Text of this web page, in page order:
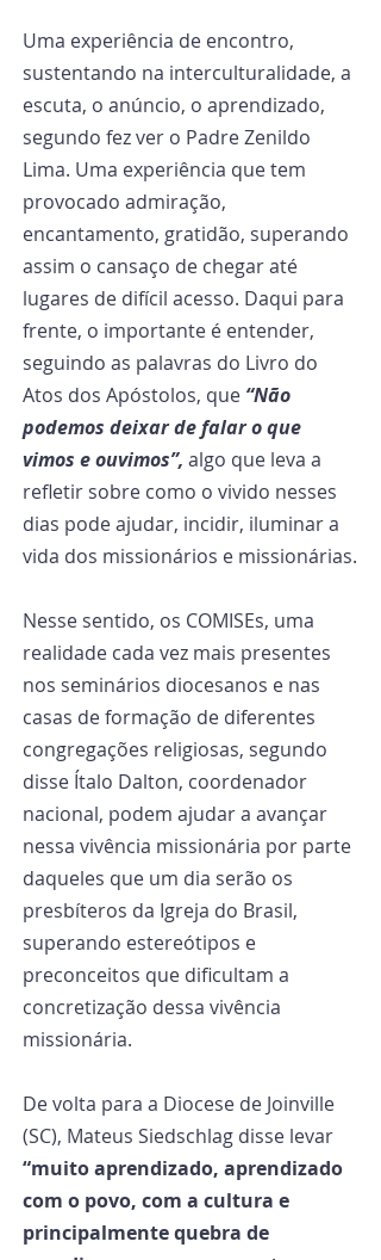
Uma experiência de encontro,
sustentando na interculturalidade, a
escuta, o anúncio, o aprendizado,
segundo fez ver o Padre Zenildo
Lima. Uma experiência que tem
provocado admiração,
encantamento, gratidão, superando
assim o cansaço de chegar até
lugares de difícil acesso. Daqui para
frente, o importante é entender,
seguindo as palavras do Livro do
Atos dos Apóstolos, que “Não
podemos deixar de falar o que
vimos e ouvimos”, algo que leva a
refletir sobre como o vivido nesses
dias pode ajudar, incidir, iluminar a
vida dos missionários e missionárias.
Nesse sentido, os COMISEs, uma
realidade cada vez mais presentes
nos seminários diocesanos e nas
casas de formação de diferentes
congregações religiosas, segundo
disse Ítalo Dalton, coordenador
nacional, podem ajudar a avançar
nessa vivência missionária por parte
daqueles que um dia serão os
presbíteros da Igreja do Brasil,
superando estereótipos e
preconceitos que dificultam a
concretização dessa vivência
missionária.
De volta para a Diocese de Joinville
(SC), Mateus Siedschlag disse levar
“muito aprendizado, aprendizado
com o povo, com a cultura e
principalmente quebra de